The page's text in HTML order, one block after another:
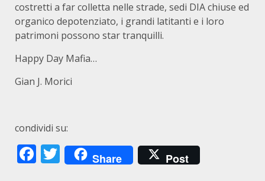
costretti a far colletta nelle strade, sedi DIA chiuse ed
organico depotenziato, i grandi latitanti e i loro
patrimoni possono star tranquilli.
Happy Day Mafia…
Gian J. Morici
condividi su:
Facebook
Twitter
Share Post